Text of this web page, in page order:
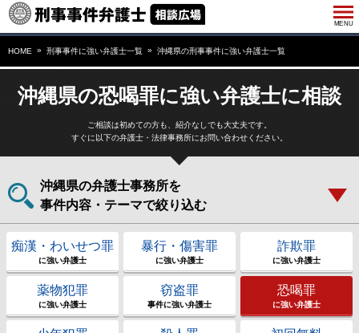
HOME 刑事事件に強い弁護士一覧 沖縄県の刑事事件に強い弁護士一覧
沖縄県の恐喝罪に強い弁護士に相談
ご相談は初めての方も、紹介なしでも大丈夫です。
すぐに以下の弁護士・法律事務所にお問い合わせください。
沖縄県の弁護士事務所を
事件内容・テーマで絞り込む
痴漢・わいせつ罪
に強い弁護士
暴行・傷害罪
に強い弁護士
詐欺罪
に強い弁護士
薬物犯罪
に強い弁護士
窃盗罪
事件に強い弁護士
恐喝罪
に強い弁護士